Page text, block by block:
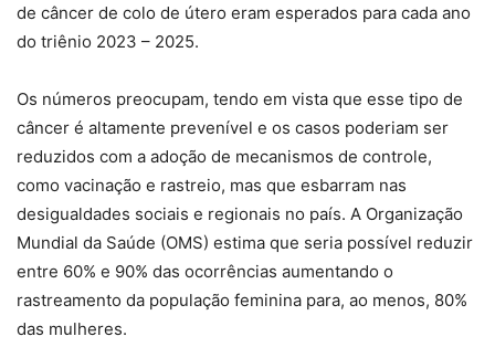
de câncer de colo de útero eram esperados para cada ano
do triênio 2023 – 2025.
Os números preocupam, tendo em vista que esse tipo de
câncer é altamente prevenível e os casos poderiam ser
reduzidos com a adoção de mecanismos de controle,
como vacinação e rastreio, mas que esbarram nas
desigualdades sociais e regionais no país. A Organização
Mundial da Saúde (OMS) estima que seria possível reduzir
entre 60% e 90% das ocorrências aumentando o
rastreamento da população feminina para, ao menos, 80%
das mulheres.